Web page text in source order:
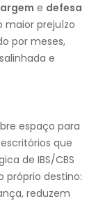
e defesa
maior prejuízo
por meses,
e
espaço para
que
de IBS/CBS
destino:
reduzem